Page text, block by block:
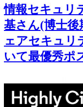
情報セキュリ
基さん(博士後
ェアセキュリ
いて最優秀ポ